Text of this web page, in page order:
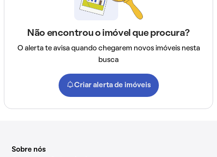
Não encontrou o imóvel que procura?
O alerta te avisa quando chegarem novos imóveis nesta
busca
Criar alerta de imóveis
Sobre nós